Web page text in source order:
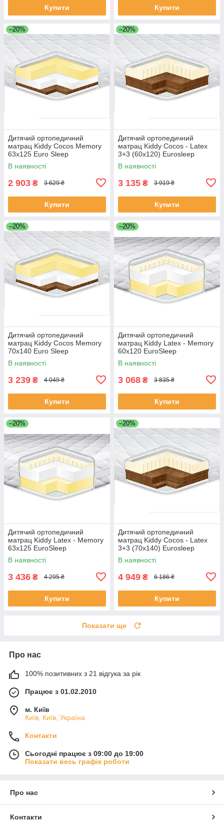
Купити Купити
–20%
Дитячий ортопедичний
матрац Kiddy Cocos Memory
63х125 Euro Sleep
В наявності
2 903 ₴ 3 629 ₴
Купити
–20%
Дитячий ортопедичний
матрац Kiddy Cocos - Latex
3+3 (60х120) Eurosleep
В наявності
3 135 ₴ 3 919 ₴
Купити
–20%
Дитячий ортопедичний
матрац Kiddy Cocos Memory
70х140 Euro Sleep
В наявності
3 239 ₴ 4 049 ₴
Купити
–20%
Дитячий ортопедичний
матрац Kiddy Latex - Memory
60х120 EuroSleep
В наявності
3 068 ₴ 3 835 ₴
Купити
–20%
Дитячий ортопедичний
матрац Kiddy Latex - Memory
63х125 EuroSleep
В наявності
3 436 ₴ 4 295 ₴
Купити
–20%
Дитячий ортопедичний
матрац Kiddy Cocos - Latex
3+3 (70х140) Eurosleep
В наявності
4 949 ₴ 6 186 ₴
Купити
Показати ще
Про нас
100% позитивних з 21 відгука за рік
Працює з 01.02.2010
м. Київ
Київ, Київ, Україна
Контакти
Сьогодні працює з 09:00 до 19:00
Показати весь графік роботи
Про нас
Контакти